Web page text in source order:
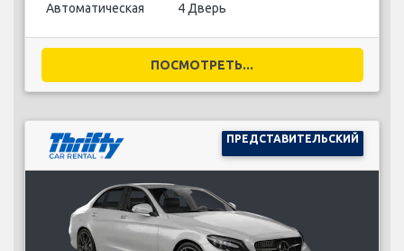
Автоматическая 4 Дверь
ПОСМОТРЕТЬ...
ПРЕДСТАВИТЕЛЬСКИЙ